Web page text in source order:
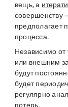
вещь, а
совершенству
предполагает
процесса.
Независимо от
или внешним
будут
будет
регулярно
потерь.